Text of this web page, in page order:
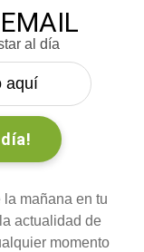
al día
mañana en tu
actualidad de
momento